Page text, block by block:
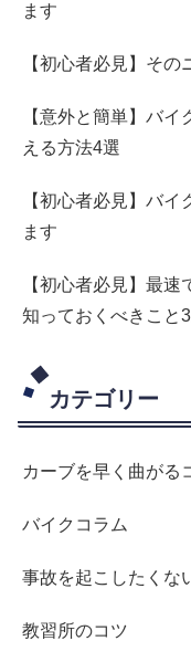
ます
【初心者必見】そ
【意外と簡単】バ
える方法4選
【初心者必見】バ
ます
【初心者必見】最
知っておくべきこと
カテゴリー
カーブを早く曲がる
バイクコラム
事故を起こしたくな
教習所のコツ